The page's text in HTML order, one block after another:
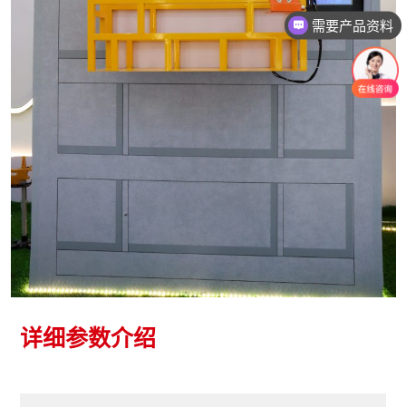
详细参数介绍
需要产品资料